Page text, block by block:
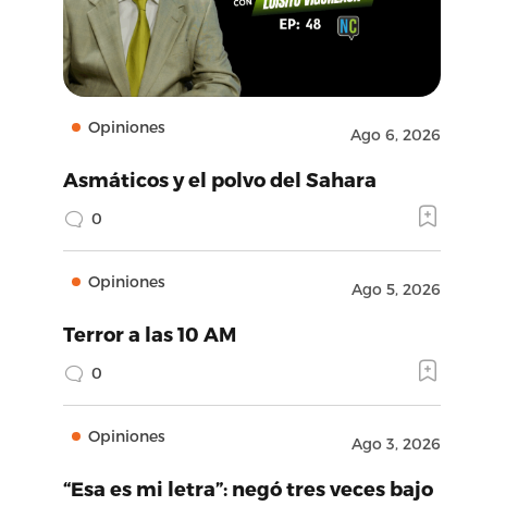
Opiniones Ago 6, 2026
Asmáticos y el polvo del Sahara
0
Opiniones Ago 5, 2026
Terror a las 10 AM
0
Opiniones Ago 3, 2026
“Esa es mi letra”: negó tres veces bajo